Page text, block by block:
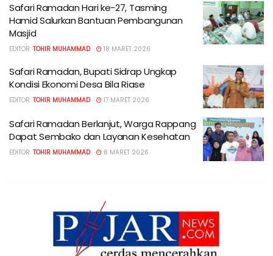
Safari Ramadan Hari ke-27, Tasming
Hamid Salurkan Bantuan Pembangunan
Masjid
EDITOR: TOHIR MUHAMMAD 18 MARET 2026
Safari Ramadan, Bupati Sidrap Ungkap
Kondisi Ekonomi Desa Bila Riase
EDITOR: TOHIR MUHAMMAD 17 MARET 2026
Safari Ramadan Berlanjut, Warga Rappang
Dapat Sembako dan Layanan Kesehatan
EDITOR: TOHIR MUHAMMAD 8 MARET 2026